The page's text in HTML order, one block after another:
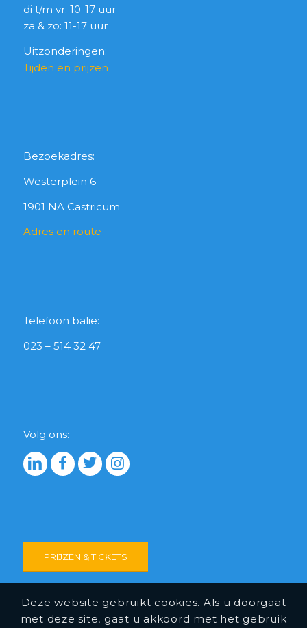
di t/m vr: 10-17 uur
za & zo: 11-17 uur
Uitzonderingen:
Tijden en prijzen
Bezoekadres:
Westerplein 6
1901 NA Castricum
Adres en route
Telefoon balie:
023 – 514 32 47
Volg ons:
PRIJZEN & TICKETS
Deze website gebruikt cookies. Als u doorgaat
met deze site, gaat u akkoord met het gebruik